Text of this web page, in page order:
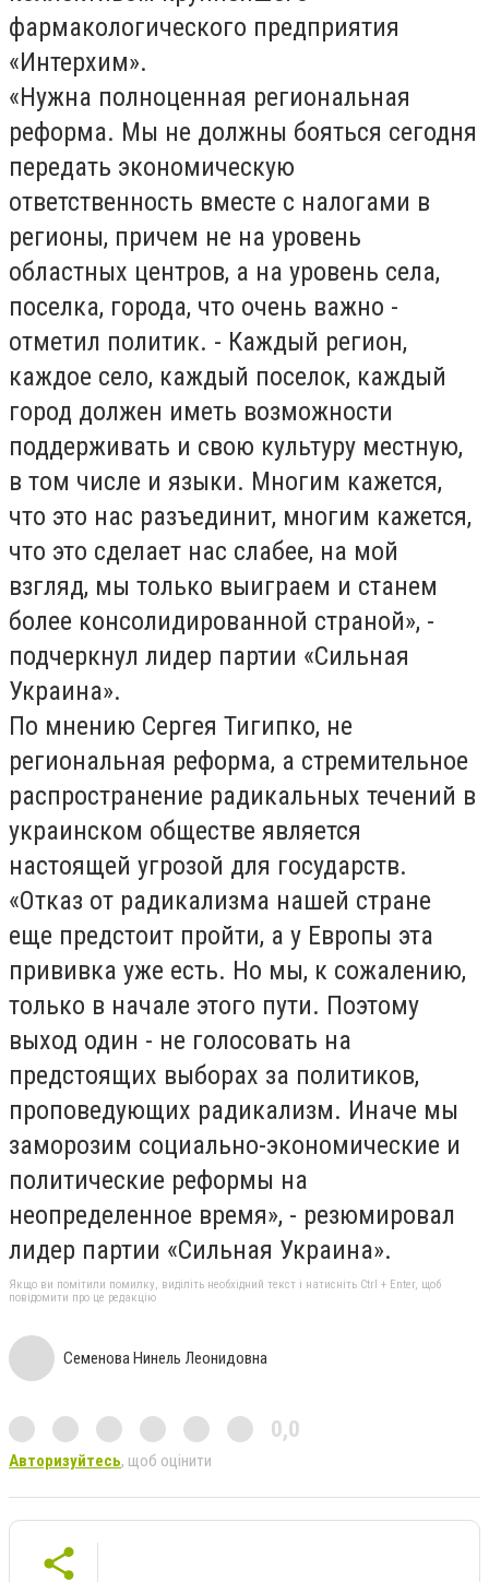
фармакологического предприятия
«Интерхим».
«Нужна полноценная региональная
реформа. Мы не должны бояться сегодня
передать экономическую
ответственность вместе с налогами в
регионы, причем не на уровень
областных центров, а на уровень села,
поселка, города, что очень важно -
отметил политик. - Каждый регион,
каждое село, каждый поселок, каждый
город должен иметь возможности
поддерживать и свою культуру местную,
в том числе и языки. Многим кажется,
что это нас разъединит, многим кажется,
что это сделает нас слабее, на мой
взгляд, мы только выиграем и станем
более консолидированной страной», -
подчеркнул лидер партии «Сильная
Украина».
По мнению Сергея Тигипко, не
региональная реформа, а стремительное
распространение радикальных течений в
украинском обществе является
настоящей угрозой для государств.
«Отказ от радикализма нашей стране
еще предстоит пройти, а у Европы эта
прививка уже есть. Но мы, к сожалению,
только в начале этого пути. Поэтому
выход один - не голосовать на
предстоящих выборах за политиков,
проповедующих радикализм. Иначе мы
заморозим социально-экономические и
политические реформы на
неопределенное время», - резюмировал
лидер партии «Сильная Украина».
Якщо ви помітили помилку, виділіть необхідний текст і натисніть Ctrl + Enter, щоб
повідомити про це редакцію
Семенова Нинель Леонидовна
0,0
Авторизуйтесь, щоб оцінити